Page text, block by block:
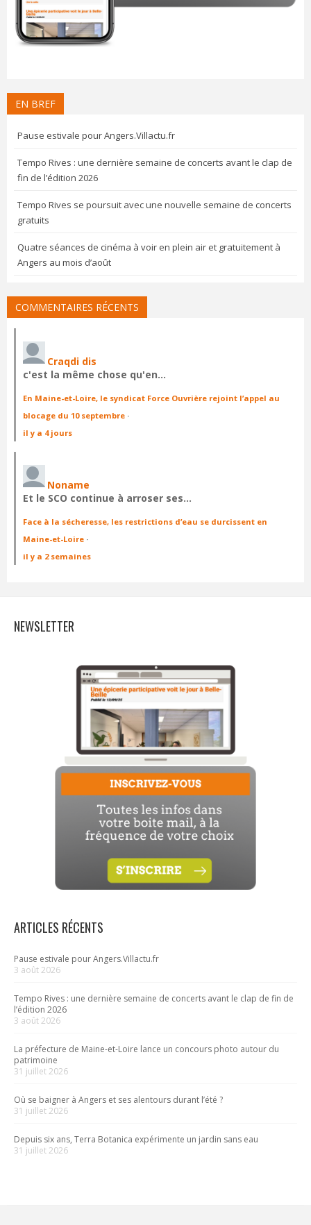
EN BREF
Pause estivale pour Angers.Villactu.fr
Tempo Rives : une dernière semaine de concerts avant le clap de
fin de l’édition 2026
Tempo Rives se poursuit avec une nouvelle semaine de concerts
gratuits
Quatre séances de cinéma à voir en plein air et gratuitement à
Angers au mois d’août
COMMENTAIRES RÉCENTS
Craqdi dis
c'est la même chose qu'en…
En Maine-et-Loire, le syndicat Force Ouvrière rejoint l’appel au
blocage du 10 septembre ·
il y a 4 jours
Noname
Et le SCO continue à arroser ses…
Face à la sécheresse, les restrictions d’eau se durcissent en
Maine-et-Loire ·
il y a 2 semaines
NEWSLETTER
ARTICLES RÉCENTS
Pause estivale pour Angers.Villactu.fr
3 août 2026
Tempo Rives : une dernière semaine de concerts avant le clap de fin de
l’édition 2026
3 août 2026
La préfecture de Maine-et-Loire lance un concours photo autour du
patrimoine
31 juillet 2026
Où se baigner à Angers et ses alentours durant l’été ?
31 juillet 2026
Depuis six ans, Terra Botanica expérimente un jardin sans eau
31 juillet 2026